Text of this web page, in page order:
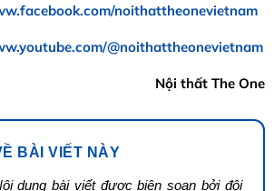
noithattheonevietnam
@noithattheonevietnam
Nội thất The One
BÀI VIẾT NÀY
dung bài viết được biên soạn bởi đội